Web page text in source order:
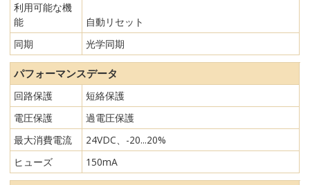
利用可能な機
能
自動リセット
同期
光学同期
パフォーマンスデータ
回路保護
短絡保護
電圧保護
過電圧保護
最大消費電流
24VDC、-20...20%
ヒューズ
150mA